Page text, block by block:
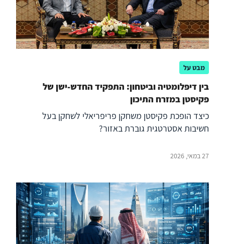
מבט על
בין דיפלומטיה וביטחון: התפקיד החדש-ישן של
פקיסטן במזרח התיכון
כיצד הופכת פקיסטן משחקן פריפריאלי לשחקן בעל
חשיבות אסטרטגית גוברת באזור?
27 במאי, 2026